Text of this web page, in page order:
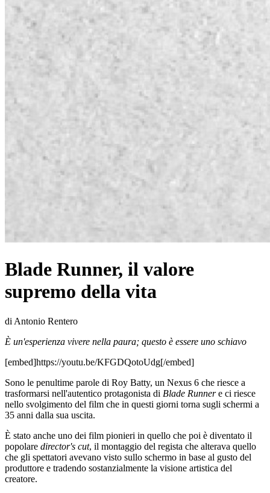
Blade Runner, il valore
supremo della vita
di Antonio Rentero
È un'esperienza vivere nella paura; questo è essere uno schiavo
[embed]https://youtu.be/KFGDQotoUdg[/embed]
Sono le penultime parole di Roy Batty, un Nexus 6 che riesce a
trasformarsi nell'autentico protagonista di Blade Runnere ci riesce
nello svolgimento del film che in questi giorni torna sugli schermi a
35 anni dalla sua uscita.
È stato anche uno dei film pionieri in quello che poi è diventato il
popolare director's cut, il montaggio del regista che alterava quello
che gli spettatori avevano visto sullo schermo in base al gusto del
produttore e tradendo sostanzialmente la visione artistica del
creatore.